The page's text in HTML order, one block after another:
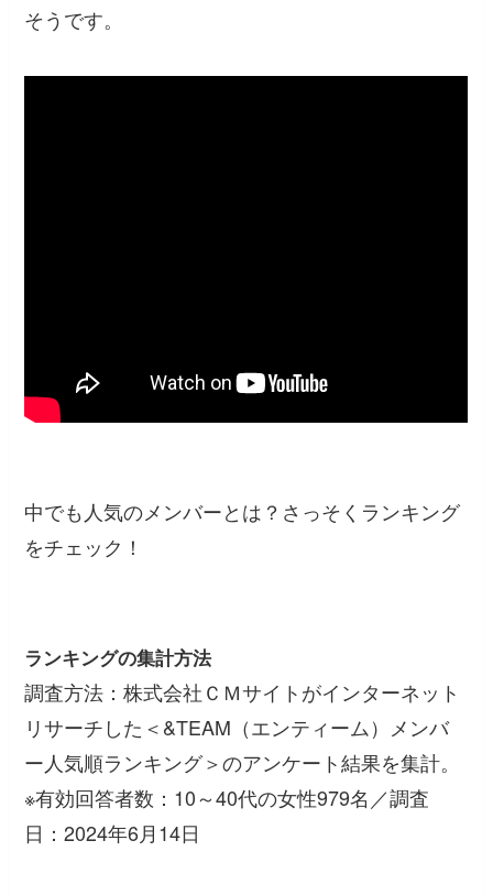
そうです。
中でも人気のメンバーとは？さっそくランキング
をチェック！
ランキングの集計方法
調査方法：株式会社ＣＭサイトがインターネット
リサーチした＜&TEAM（エンティーム）メンバ
ー人気順ランキング＞のアンケート結果を集計。
※有効回答者数：10～40代の女性979名／調査
日：2024年6月14日